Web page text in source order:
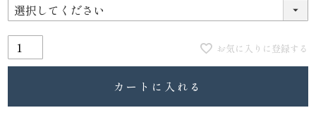
お気に入りに登録する
カートに入れる